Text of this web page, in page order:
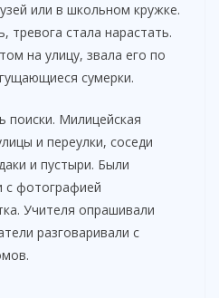
или в школьном кружке.
тревога стала нарастать.
на улицу, звала его по
сумерки.
поиски. Милицейская
и переулки, соседи
и пустыри. Были
с фотографией
Учителя опрашивали
разговаривали с